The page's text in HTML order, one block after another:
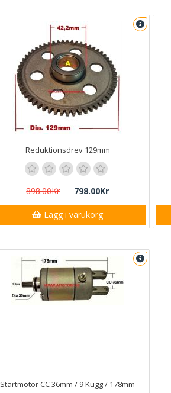
Reduktionsdrev 129mm
898.00Kr 798.00Kr
Lägg i varukorg
Startmotor CC 36mm / 9 Kugg / 178mm